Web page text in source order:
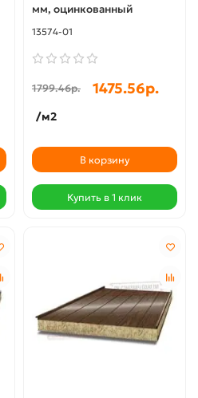
мм, оцинкованный
13574-01
1799.46р. 1475.56р.
/м2
В корзину
Купить в 1 клик